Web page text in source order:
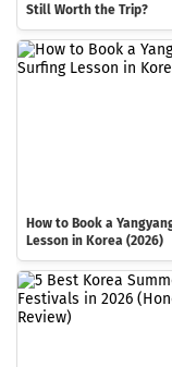
Still Worth the Trip?
How to Book a
Lesson in Korea (2026)